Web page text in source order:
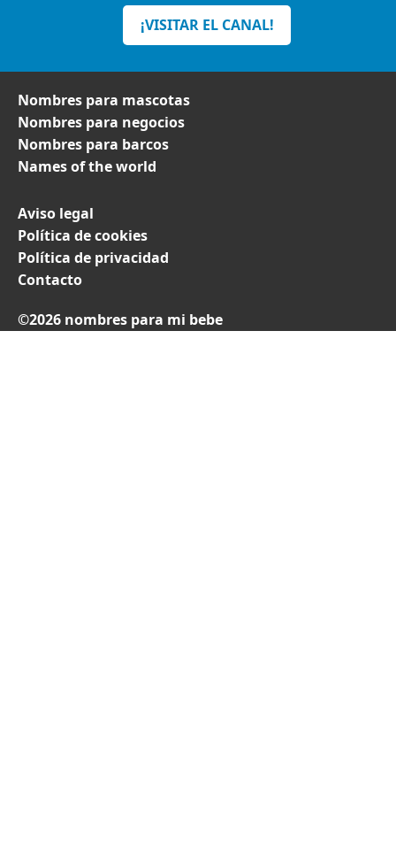
¡VISITAR EL CANAL!
Nombres para mascotas
Nombres para negocios
Nombres para barcos
Names of the world
Aviso legal
Política de cookies
Política de privacidad
Contacto
©2026 nombres para mi bebe